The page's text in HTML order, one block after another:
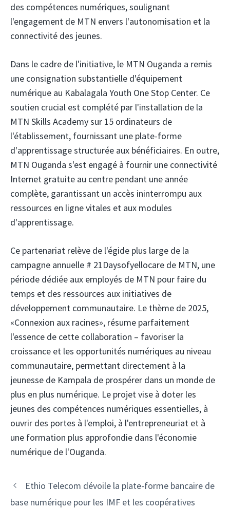
des compétences numériques, soulignant
l'engagement de MTN envers l'autonomisation et la
connectivité des jeunes.
Dans le cadre de l'initiative, le MTN Ouganda a remis
une consignation substantielle d'équipement
numérique au Kabalagala Youth One Stop Center. Ce
soutien crucial est complété par l'installation de la
MTN Skills Academy sur 15 ordinateurs de
l'établissement, fournissant une plate-forme
d'apprentissage structurée aux bénéficiaires. En outre,
MTN Ouganda s'est engagé à fournir une connectivité
Internet gratuite au centre pendant une année
complète, garantissant un accès ininterrompu aux
ressources en ligne vitales et aux modules
d'apprentissage.
Ce partenariat relève de l'égide plus large de la
campagne annuelle # 21Daysofyellocare de MTN, une
période dédiée aux employés de MTN pour faire du
temps et des ressources aux initiatives de
développement communautaire. Le thème de 2025,
«Connexion aux racines», résume parfaitement
l'essence de cette collaboration – favoriser la
croissance et les opportunités numériques au niveau
communautaire, permettant directement à la
jeunesse de Kampala de prospérer dans un monde de
plus en plus numérique. Le projet vise à doter les
jeunes des compétences numériques essentielles, à
ouvrir des portes à l'emploi, à l'entrepreneuriat et à
une formation plus approfondie dans l'économie
numérique de l'Ouganda.
Navigation
des
Ethio Telecom dévoile la plate-forme bancaire de
base numérique pour les IMF et les coopératives